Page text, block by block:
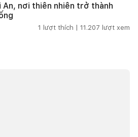
An, nơi thiên nhiên trở thành
1 lượt thích | 11.207 lượt xem